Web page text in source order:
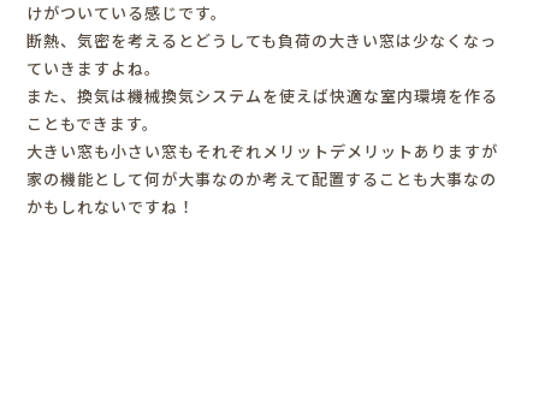
けがついている感じです。
断熱、気密を考えるとどうしても負荷の大きい窓は少なくなっ
ていきますよね。
また、換気は機械換気システムを使えば快適な室内環境を作る
こともできます。
大きい窓も小さい窓もそれぞれメリットデメリットありますが
家の機能として何が大事なのか考えて配置することも大事なの
かもしれないですね！